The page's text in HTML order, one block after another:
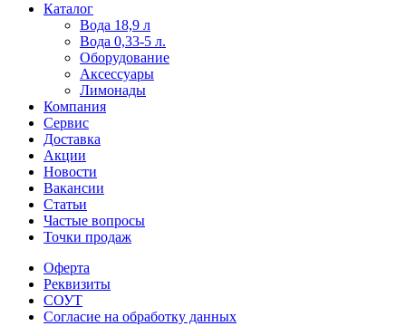
Пользователи
офіційний
сайт
через
разные
сайты.
можно
встретить
онлайн
казино
среди
обсуждаемых
тем.
Каталог
Вода 18,9 л
Вода 0,33-5 л.
Оборудование
Аксессуары
Лимонады
Компания
Сервис
Доставка
Акции
Новости
Вакансии
Статьи
Частые вопросы
Точки продаж
Оферта
Реквизиты
СОУТ
Согласие на обработку данных